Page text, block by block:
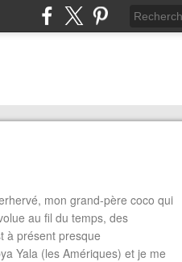
mon grand-père coco qui
au fil du temps, des
à présent presque
Yala (les Amériques) et je me